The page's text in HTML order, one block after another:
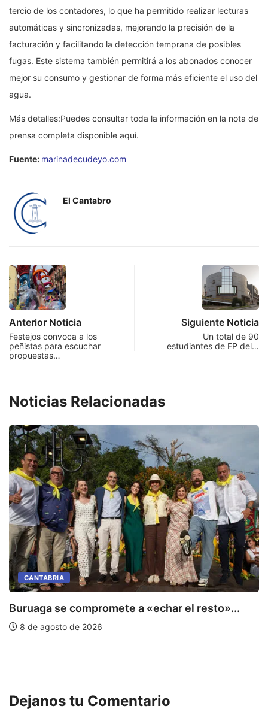
tercio de los contadores, lo que ha permitido realizar lecturas
automáticas y sincronizadas, mejorando la precisión de la
facturación y facilitando la detección temprana de posibles
fugas. Este sistema también permitirá a los abonados conocer
mejor su consumo y gestionar de forma más eficiente el uso del
agua.
Más detalles:Puedes consultar toda la información en la nota de
prensa completa disponible aquí.
Fuente: marinadecudeyo.com
El Cantabro
Anterior Noticia
Festejos convoca a los
peñistas para escuchar
propuestas…
Siguiente Noticia
Un total de 90
estudiantes de FP del…
Noticias Relacionadas
CANTABRIA
Buruaga se compromete a «echar el resto»...
8 de agosto de 2026
Dejanos tu Comentario